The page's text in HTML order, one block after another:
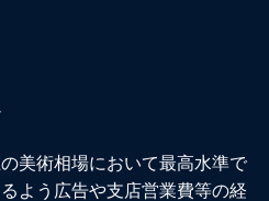
美術相場において最高水準で
よう広告や支店営業費等の経